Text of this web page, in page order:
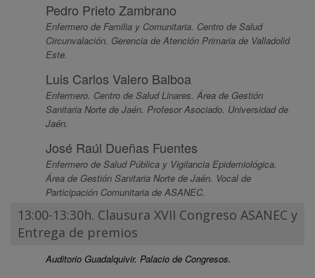
Pedro Prieto Zambrano
Enfermero de Familia y Comunitaria. Centro de Salud
Circunvalación. Gerencia de Atención Primaria de Valladolid
Este.
Luis Carlos Valero Balboa
Enfermero. Centro de Salud Linares. Área de Gestión
Sanitaria Norte de Jaén. Profesor Asociado. Universidad de
Jaén.
José Raúl Dueñas Fuentes
Enfermero de Salud Pública y Vigilancia Epidemiológica.
Área de Gestión Sanitaria Norte de Jaén. Vocal de
Participación Comunitaria de ASANEC.
13:00-13:30h. Clausura XVII Congreso ASANEC y
Entrega de premios
Auditorio Guadalquivir. Palacio de Congresos.